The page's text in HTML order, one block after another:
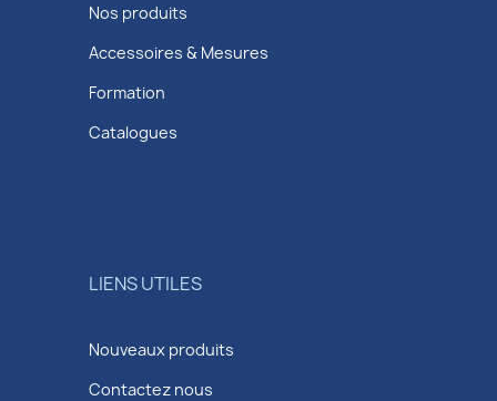
Nos produits
Accessoires & Mesures
Formation
Catalogues
LIENS UTILES
Nouveaux produits
Contactez nous